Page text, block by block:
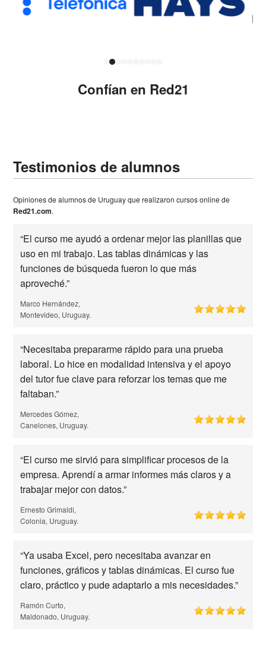
Confían en Red21
Testimonios de alumnos
Opiniones de alumnos de Uruguay que realizaron cursos online de
Red21.com.
“El curso me ayudó a ordenar mejor las planillas que
uso en mi trabajo. Las tablas dinámicas y las
funciones de búsqueda fueron lo que más
aproveché.”
Marco Hernández,
Montevideo, Uruguay.
“Necesitaba prepararme rápido para una prueba
laboral. Lo hice en modalidad intensiva y el apoyo
del tutor fue clave para reforzar los temas que me
faltaban.”
Mercedes Gómez,
Canelones, Uruguay.
“El curso me sirvió para simplificar procesos de la
empresa. Aprendí a armar informes más claros y a
trabajar mejor con datos.”
Ernesto Grimaldi,
Colonia, Uruguay.
“Ya usaba Excel, pero necesitaba avanzar en
funciones, gráficos y tablas dinámicas. El curso fue
claro, práctico y pude adaptarlo a mis necesidades.”
Ramón Curto,
Maldonado, Uruguay.